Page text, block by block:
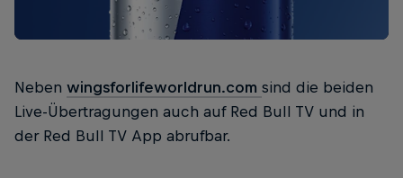
Neben wingsforlifeworldrun.com sind die beiden
Live-Übertragungen auch auf Red Bull TV und in
der Red Bull TV App abrufbar.